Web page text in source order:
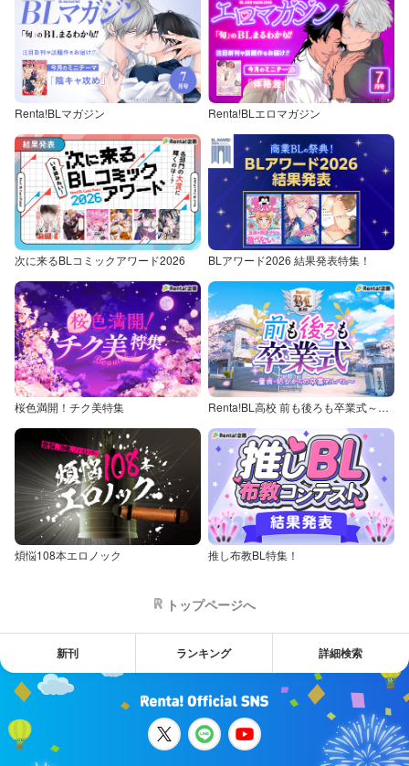
Renta!BLマガジン Renta!BLエロマガジン
次に来るBLコミックアワード2026 BLアワード2026 結果発表特集！
桜色満開！チク美特集 Renta!BL高校 前も後ろも卒業式～童貞・処女からの卒業アルバム～
煩悩108本エロノック 推し布教BL特集！
トップページへ
新刊 ランキング 詳細検索